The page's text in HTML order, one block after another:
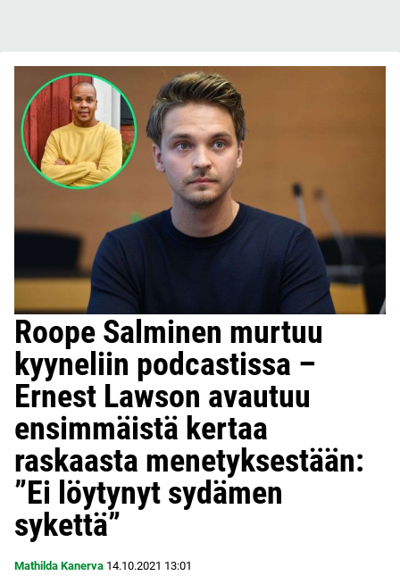
Roope Salminen murtuu
kyyneliin podcastissa –
Ernest Lawson avautuu
ensimmäistä kertaa
raskaasta menetyksestään:
”Ei löytynyt sydämen
sykettä”
Mathilda Kanerva 14.10.2021 13:01